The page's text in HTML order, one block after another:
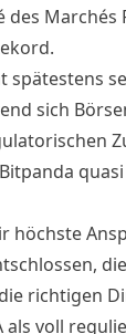
Marchés
sich
höchste
richtigen
als voll